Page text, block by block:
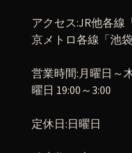
アクセス:JR他各線
京メトロ各線「池袋
営業時間:月曜日～
曜日 19:00 ～3:00
定休日:日曜日